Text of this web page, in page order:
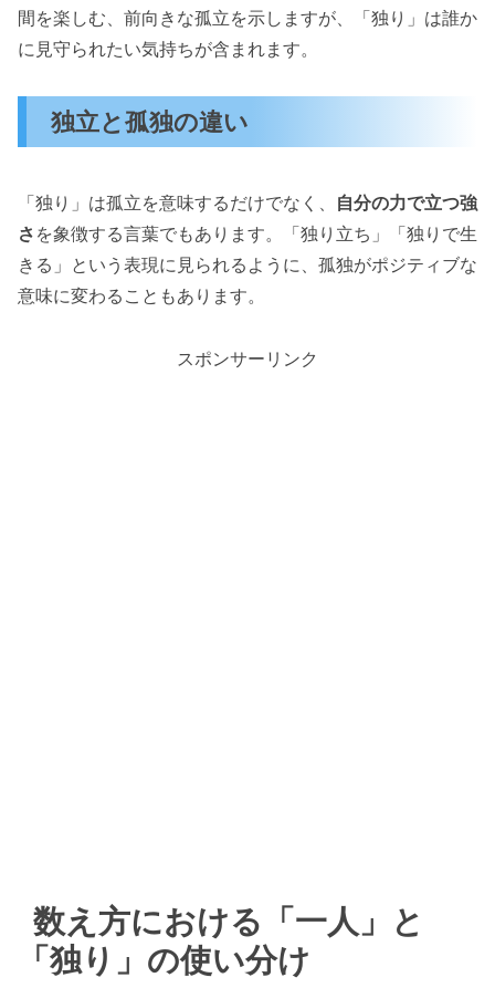
間を楽しむ、前向きな孤立を示しますが、「独り」は誰か
に見守られたい気持ちが含まれます。
独立と孤独の違い
「独り」は孤立を意味するだけでなく、 自分の力で立つ強
さ を象徴する言葉でもあります。「独り立ち」「独りで生
きる」という表現に見られるように、孤独がポジティブな
意味に変わることもあります。
スポンサーリンク
数え方における「一人」と
「独り」の使い分け